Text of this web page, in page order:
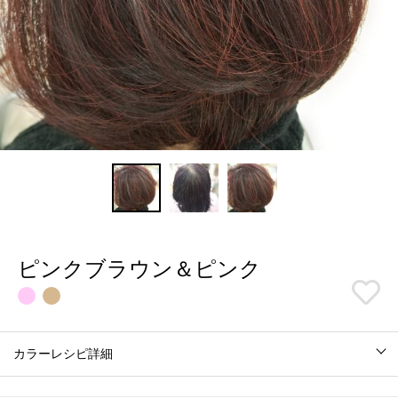
ピンクブラウン＆ピンク
カラーレシピ詳細